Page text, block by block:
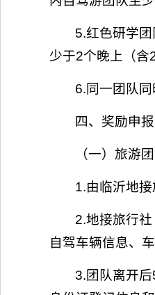
5.红色研学
少于2个晚上（含2
6.同一团队
四、奖励申报
（一）旅游
1.由临沂地
2.地接旅行
自驾车辆信息、
3.团队离开